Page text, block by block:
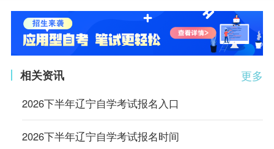
更多
相关资讯
2026下半年辽宁自学考试报名入口
2026下半年辽宁自学考试报名时间